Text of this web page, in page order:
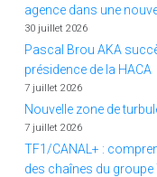
agence dans une
30 juillet 2026
Pascal Brou AKA
présidence de la HACA
7 juillet 2026
Nouvelle zone de
7 juillet 2026
TF1/CANAL+ :
des chaînes du groupe